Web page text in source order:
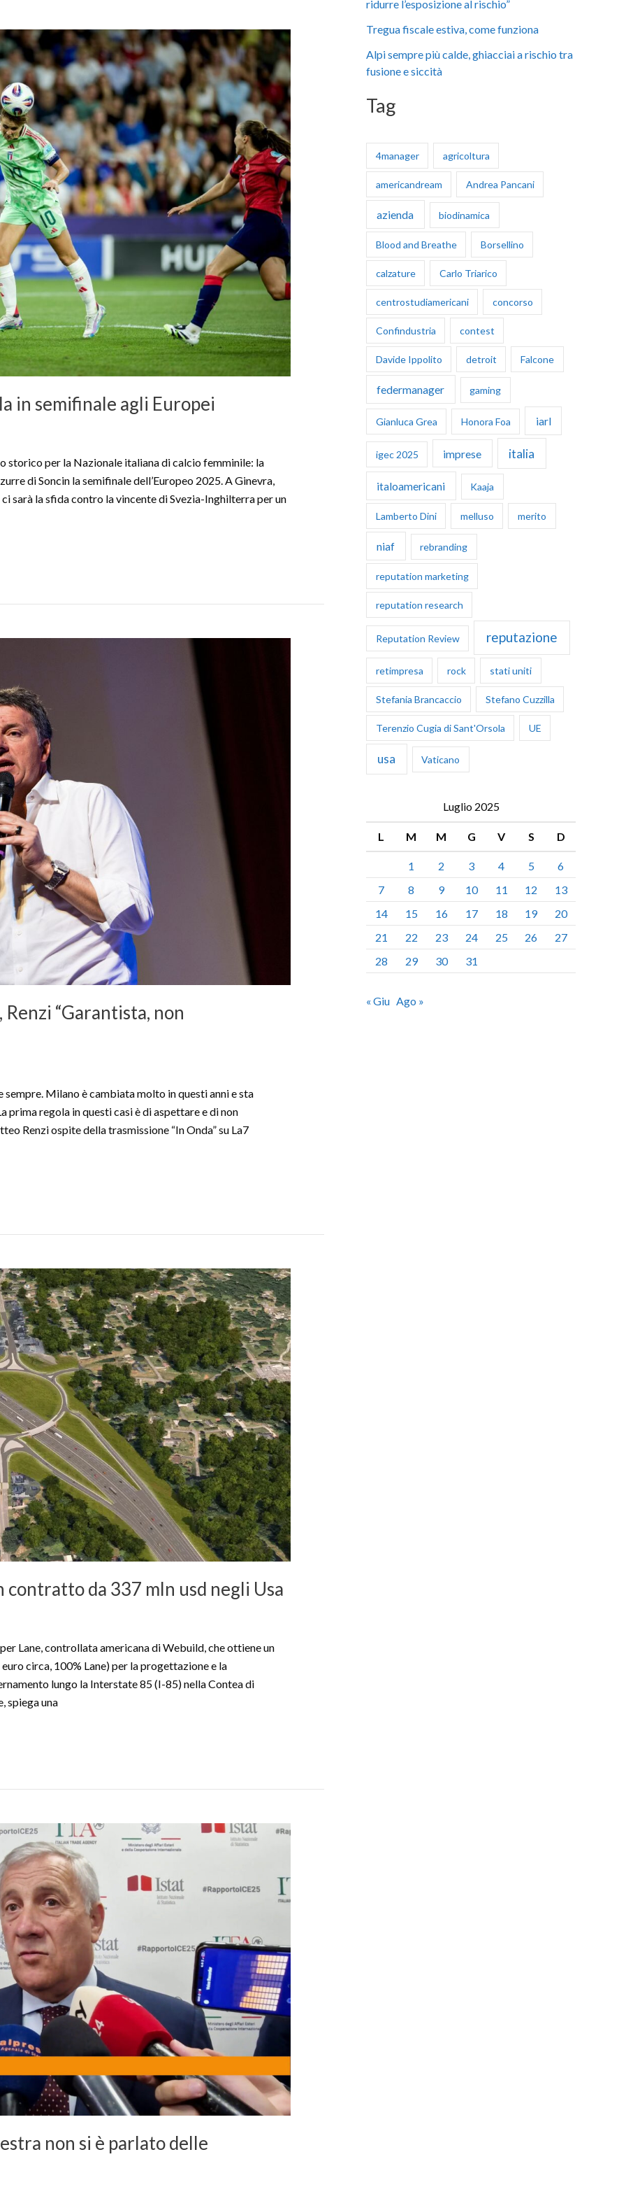
in semifinale agli Europei
storico per la Nazionale italiana di calcio femminile: la
di Soncin la semifinale dell’Europeo 2025. A Ginevra,
sarà la sfida contro la vincente di Svezia-Inghilterra per un
“Garantista, non
sempre. Milano è cambiata molto in questi anni e sta
prima regola in questi casi è di aspettare e di non
Renzi ospite della trasmissione “In Onda” su La7
contratto da 337 mln usd negli Usa
Lane, controllata americana di Webuild, che ottiene un
circa, 100% Lane) per la progettazione e la
lungo la Interstate 85 (I-85) nella Contea di
spiega una
non si è parlato delle
ridurre l’esposizione al rischio”
Tregua fiscale estiva, come funziona
Alpi sempre più calde, ghiacciai a rischio tra
fusione e siccità
Tag
4manager agricoltura
americandream Andrea Pancani
azienda biodinamica
Blood and Breathe Borsellino
calzature Carlo Triarico
centrostudiamericani concorso
Confindustria contest
Davide Ippolito detroit Falcone
federmanager gaming
Gianluca Grea Honora Foa iarl
igec 2025 imprese italia
italoamericani Kaaja
Lamberto Dini melluso merito
niaf rebranding
reputation marketing
reputation research
Reputation Review reputazione
retimpresa rock stati uniti
Stefania Brancaccio Stefano Cuzzilla
Terenzio Cugia di Sant'Orsola UE
usa Vaticano
Luglio 2025
L M M G V S D
1 2 3 4 5
6
7
8 9 10 11 12
13
14
15 16 17 18 19
20
21
22 23 24 25 26
27
28
29 30 31
« Giu Ago »